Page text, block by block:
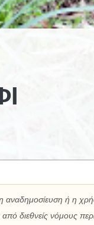
αναδημοσίευση ή η
διεθνείς νόμους περί